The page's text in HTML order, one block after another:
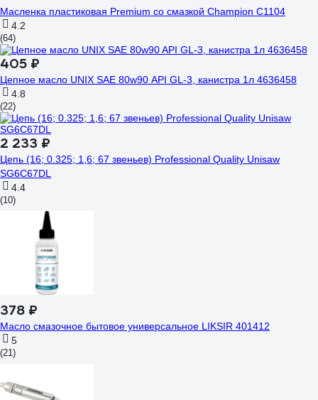
Масленка пластиковая Premium со смазкой Champion C1104
4.2
(64)
405 ₽
Цепное масло UNIX SAE 80w90 API GL-3, канистра 1л 4636458
4.8
(22)
2 233 ₽
Цепь (16; 0.325; 1,6; 67 звеньев) Professional Quality Unisaw
SG6C67DL
4.4
(10)
378 ₽
Масло смазочное бытовое универсальное LIKSIR 401412
5
(21)